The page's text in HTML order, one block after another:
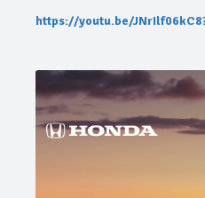
https://youtu.be/